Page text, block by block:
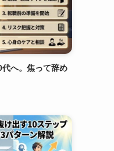
へ。焦って辞め